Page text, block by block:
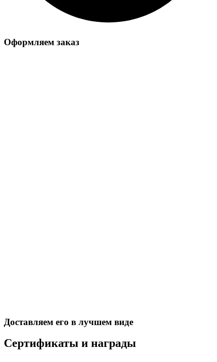
Оформляем заказ
Доставляем его в лучшем виде
Сертификаты и награды